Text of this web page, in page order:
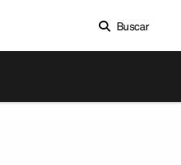
Buscar